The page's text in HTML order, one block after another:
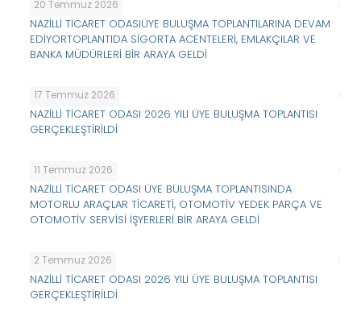
20 Temmuz 2026
NAZİLLİ TİCARET ODASIÜYE BULUŞMA TOPLANTILARINA DEVAM
EDİYORTOPLANTIDA SİGORTA ACENTELERİ, EMLAKÇILAR VE
BANKA MÜDÜRLERİ BİR ARAYA GELDİ
17 Temmuz 2026
NAZİLLİ TİCARET ODASI 2026 YILI ÜYE BULUŞMA TOPLANTISI
GERÇEKLEŞTİRİLDİ
11 Temmuz 2026
NAZİLLİ TİCARET ODASI ÜYE BULUŞMA TOPLANTISINDA
MOTORLU ARAÇLAR TİCARETİ, OTOMOTİV YEDEK PARÇA VE
OTOMOTİV SERVİSİ İŞYERLERİ BİR ARAYA GELDİ
2 Temmuz 2026
NAZİLLİ TİCARET ODASI 2026 YILI ÜYE BULUŞMA TOPLANTISI
GERÇEKLEŞTİRİLDİ